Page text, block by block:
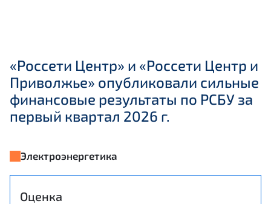
«Россети Центр» и «Россети Центр и
Приволжье» опубликовали сильные
финансовые результаты по РСБУ за
первый квартал 2026 г.
Электроэнергетика
Оценка